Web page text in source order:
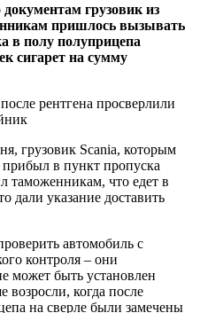
грузовик из
пришлось вызывать
в полу полуприцепа
сигарет на сумму
грузовик Scania, которым
в пункт пропуска
таможенникам, что едет в
дали указание доставить
автомобиль с
контроля – они
может быть установлен
когда после
на сверле были замечены